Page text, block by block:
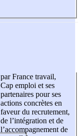
par France travail,
Cap emploi et ses
partenaires pour ses
actions concrètes en
faveur du recrutement,
de l’intégration et de
l’accompagnement de